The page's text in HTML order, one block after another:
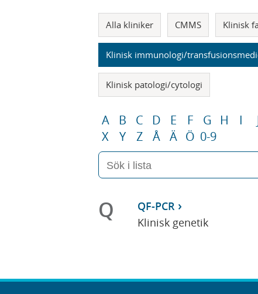
Alla kliniker CMMS Klinisk
Klinisk immunologi/
Klinisk patologi/cytologi
A B C D E F G H I
X
Y Z Å Ä Ö 0-9
Q
QF-PCR
Klinisk genetik